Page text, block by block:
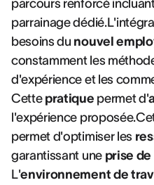
parcours renforcé
parrainage
besoins du nouvel
constamment les
d'expérience et les
Cette pratique permet d'
l'expérience
permet d'optimiser les
garantissant une prise
L'environnement de